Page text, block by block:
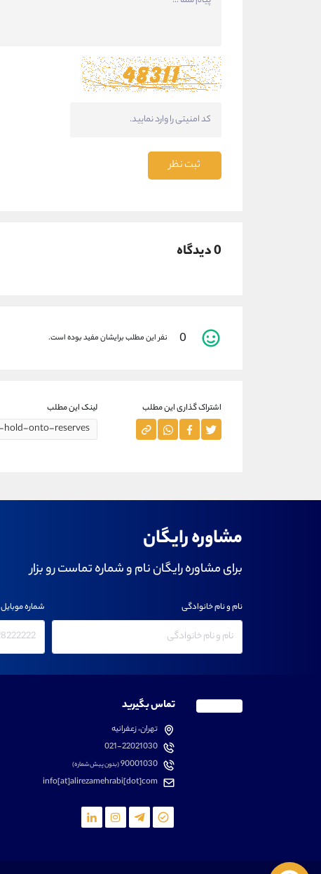
ثبت نظر
0 دیدگاه
0 نفر این مطلب برایشان مفید بوده است.
اشتراک گذاری این مطلب لینک این مطلب
مشاوره رایگان
برای مشاوره رایگان نام و شماره تماست رو بزار
نام و نام خانوادگی شماره موبایل
تماس بگیرید
تهران، زعفرانیه
021-22021030
90001030(بدون پیش شماره)
info[at]alirezamehrabi[dot]com